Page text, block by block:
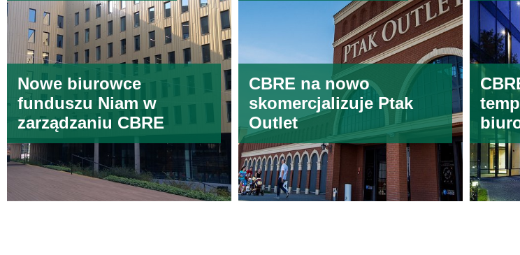
Nowe biurowce
funduszu Niam w
zarządzaniu CBRE
CBRE na nowo
skomercjalizuje Ptak
Outlet